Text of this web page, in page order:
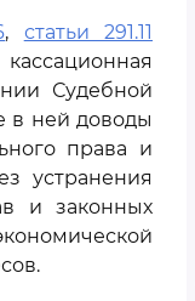
, статьи 291.11
Судебной
в ней доводы
права и
устранения
и законных